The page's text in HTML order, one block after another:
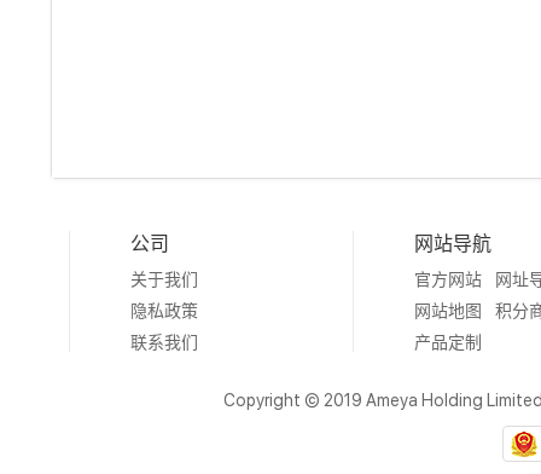
公司
关于我们
隐私政策
联系我们
网站导航
官方网站
网址
网站地图
积分
产品定制
Copyright © 2019 Ameya Holding